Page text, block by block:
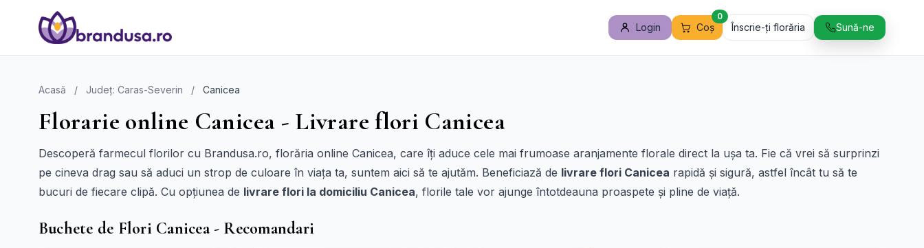
Login Coș
0
Înscrie-ți florăria Sună-ne
Acasă / Județ: Caras-Severin / Canicea
Florarie online Canicea - Livrare flori Canicea
Descoperă farmecul florilor cu Brandusa.ro, florăria online Canicea, care îți aduce cele mai frumoase aranjamente florale direct la ușa ta. Fie că vrei să surprinzi
pe cineva drag sau să aduci un strop de culoare în viața ta, suntem aici să te ajutăm. Beneficiază de livrare flori Canicea rapidă și sigură, astfel încât tu să te
bucuri de fiecare clipă. Cu opțiunea de livrare flori la domiciliu Canicea, florile tale vor ajunge întotdeauna proaspete și pline de viață.
Buchete de Flori Canicea - Recomandari